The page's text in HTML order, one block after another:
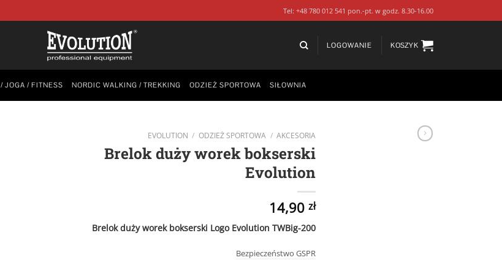
Tel: +48 780 012 541 pon.-pt. w godz. 8.30-16.00
LOGOWANIE KOSZYK
JOGA / FITNESS NORDIC WALKING / TREKKING ODZIEŻ SPORTOWA SIŁOWNIA
EVOLUTION / ODZIEŻ SPORTOWA / AKCESORIA
Brelok duży worek bokserski
Evolution
14,90zł
Brelok duży worek bokserski Logo Evolution TWBig-200
Bezpieczeństwo GSPR